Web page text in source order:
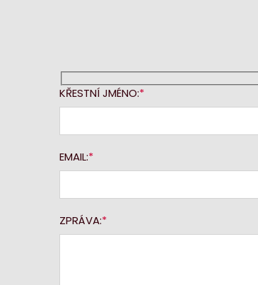
KŘESTNÍ JMÉNO:
EMAIL:
ZPRÁVA: